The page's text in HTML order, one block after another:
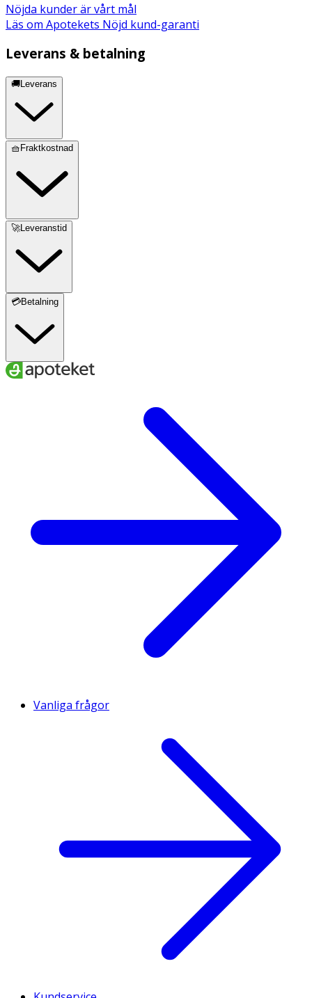
Nöjda kunder är vårt mål
Läs om Apotekets Nöjd kund-garanti
Leverans & betalning
🚚Leverans
🧺Fraktkostnad
🚀Leveranstid
💳Betalning
Vanliga frågor